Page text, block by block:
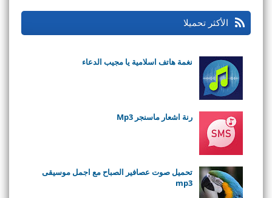
الأكثر تحميلا
نغمة هاتف اسلامية يا مجيب الدعاء
رنة اشعار ماسنجر Mp3
تحميل صوت عصافير الصباح مع اجمل موسيقى
mp3